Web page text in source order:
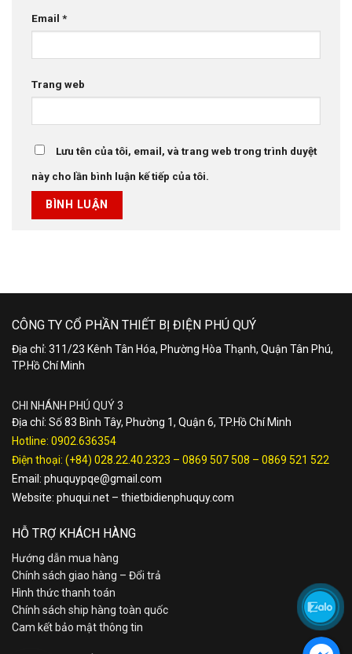
Email *
Trang web
Lưu tên của tôi, email, và trang web trong trình duyệt
này cho lần bình luận kế tiếp của tôi.
CÔNG TY CỔ PHẦN THIẾT BỊ ĐIỆN PHÚ QUÝ
Địa chỉ: 311/23 Kênh Tân Hóa, Phường Hòa Thạnh, Quận Tân Phú,
TP.Hồ Chí Minh
CHI NHÁNH PHÚ QUÝ 3
Địa chỉ: Số 83 Bình Tây, Phường 1, Quận 6, TP.Hồ Chí Minh
Hotline: 0902.636354
Điện thoại: (+84) 028.22.40.2323 – 0869 507 508 – 0869 521 522
Email: phuquypqe@gmail.com
Website: phuqui.net – thietbidienphuquy.com
HỖ TRỢ KHÁCH HÀNG
Hướng dẫn mua hàng
Chính sách giao hàng – Đổi trả
Hình thức thanh toán
Chính sách ship hàng toàn quốc
Cam kết bảo mật thông tin